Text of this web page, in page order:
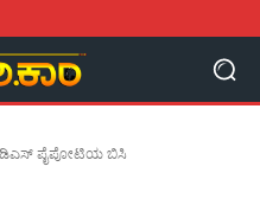
ಜೆಡಿಎಸ್ ಪೈಪೋಟಿಯ ಬಿಸಿ